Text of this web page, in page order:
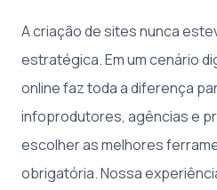
A criação de sites nunca
estratégica. Em um cenário
online faz toda a diferença
infoprodutores, agências e
escolher as melhores
obrigatória. Nossa